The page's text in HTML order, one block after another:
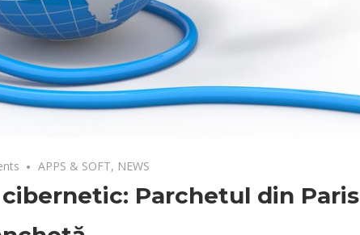
APPS & SOFT, NEWS
Parchetul din Paris